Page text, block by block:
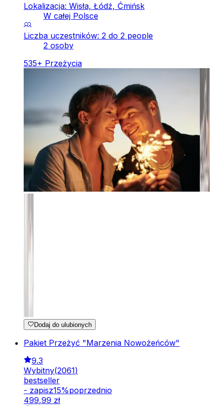
Lokalizacja: Wisła, Łódź, Ćmińsk
W całej Polsce
Liczba uczestników: 2 do 2 people
2 osoby
535+ Przeżycia
Dodaj do ulubionych
Pakiet Przeżyć "Marzenia Nowożeńców"
9.3
Wybitny(2061)
bestseller
- zapisz15%poprzednio
499,99 zł